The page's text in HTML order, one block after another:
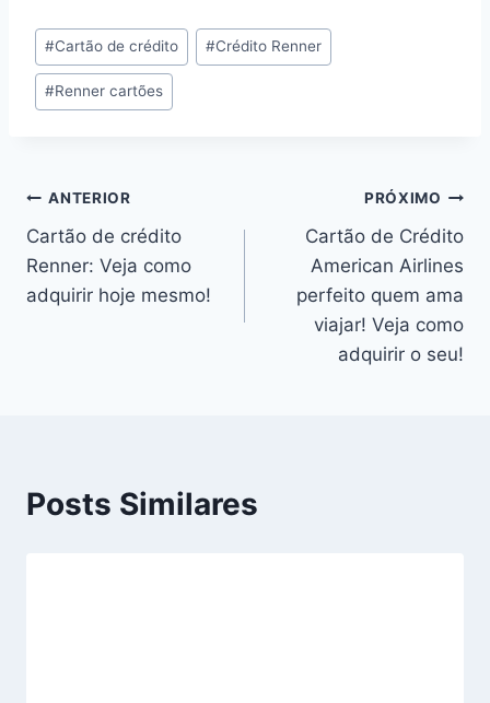
#Cartão de crédito #Crédito Renner
#Renner cartões
ANTERIOR
Cartão de crédito
Renner: Veja como
adquirir hoje mesmo!
PRÓXIMO
Cartão de Crédito
American Airlines
perfeito quem ama
viajar! Veja como
adquirir o seu!
Posts Similares